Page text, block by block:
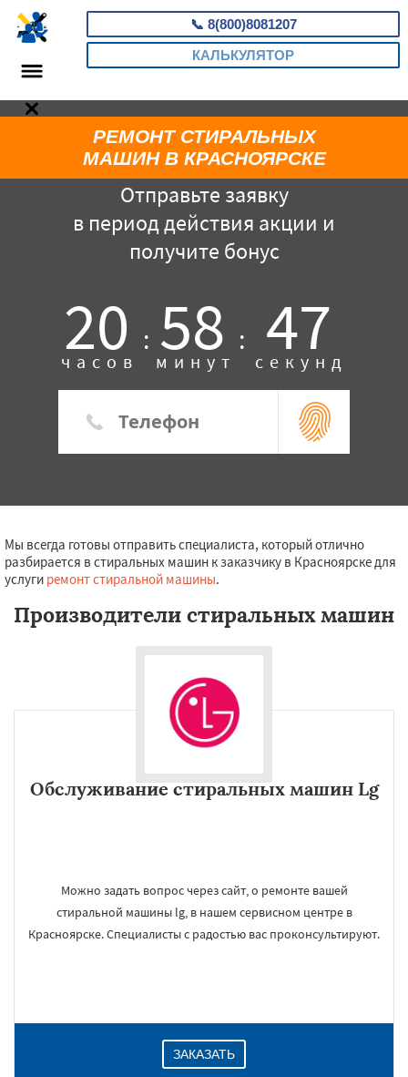
📞 8(800)8081207
КАЛЬКУЛЯТОР
Отправьте заявку
в период действия акции и
получите бонус
20 :
часов 58 :
минут 46
секунд
РЕМОНТ СТИРАЛЬНЫХ
МАШИН В КРАСНОЯРСКЕ
Мы всегда готовы отправить специалиста, который отлично
разбирается в стиральных машин к заказчику в Красноярске для
услуги ремонт стиральной машины.
Производители стиральных машин
Обслуживание стиральных машин Lg
Можно задать вопрос через сайт, о ремонте вашей
стиральной машины lg, в нашем сервисном центре в
Красноярске. Специалисты с радостью вас проконсультируют.
ЗАКАЗАТЬ